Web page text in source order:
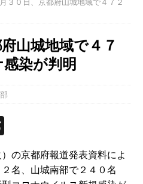
山城地域で４７
染が判明
h
rの京都府報道発表資料によ
名、山城南部で２４０名